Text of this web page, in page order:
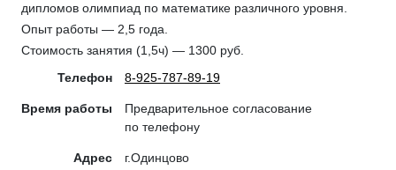
дипломов олимпиад по математике различного уровня.
Опыт работы — 2,5 года.
Стоимость занятия (1,5ч) — 1300 руб.
Телефон
8-925-787-89-19
Время работы
Предварительное согласование
по телефону
Адрес г.Одинцово